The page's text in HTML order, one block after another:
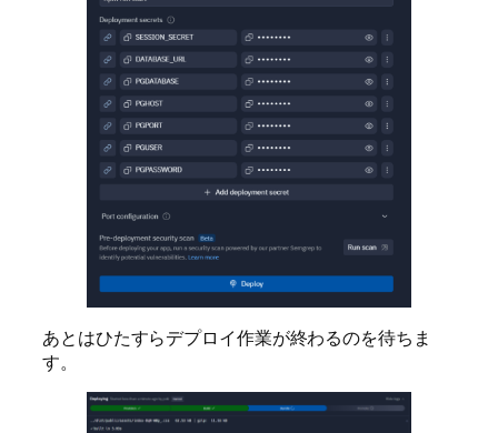
あとはひたすらデプロイ作業が終わるのを待ちま
す。